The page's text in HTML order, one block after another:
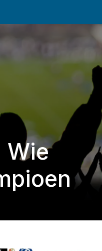
Wie